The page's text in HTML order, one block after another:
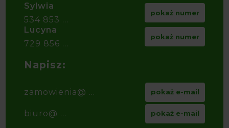
Sylwia
534 853 ...
pokaż numer
Lucyna
729 856 ...
pokaż numer
Napisz:
zamowienia@ ... pokaż e-mail
biuro@ ... pokaż e-mail